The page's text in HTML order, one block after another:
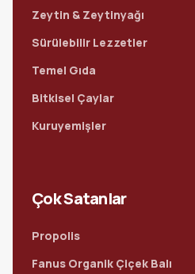
Zeytin & Zeytinyağı
Sürülebilir Lezzetler
Temel Gıda
Bitkisel Çaylar
Kuruyemişler
Çok Satanlar
Propolis
Fanus Organik Çiçek Balı